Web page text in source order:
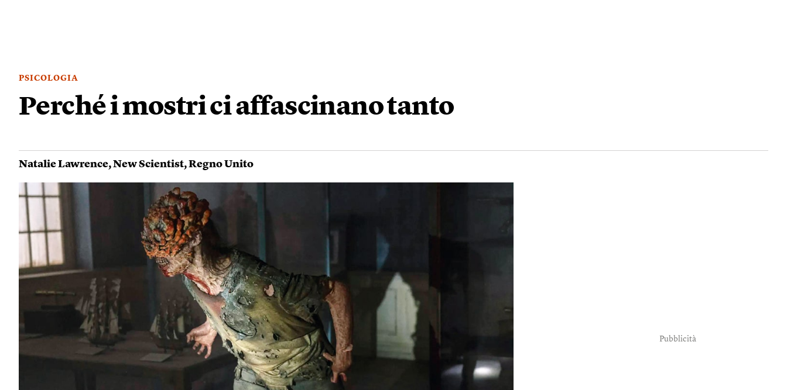
PSICOLOGIA
Perché i mostri ci affascinano tanto
Natalie Lawrence,New Scientist,Regno Unito
Pubblicità